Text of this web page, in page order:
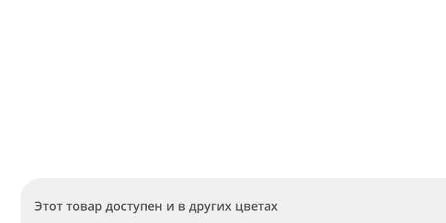
Этот товар доступен и в других цветах